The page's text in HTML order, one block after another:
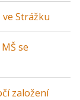
ve Strážku
se
založení